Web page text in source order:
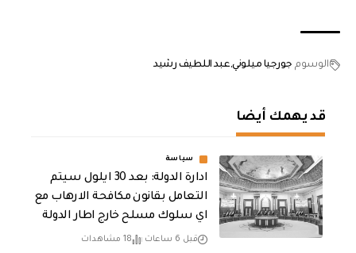
الوسوم جورجيا ميلوني عبد اللطيف رشيد
قد يهمك أيضا
سياسة
ادارة الدولة: بعد 30 ايلول سيتم
التعامل بقانون مكافحة الارهاب مع
اي سلوك مسلح خارج اطار الدولة
قبل 6 ساعات 18 مشاهدات